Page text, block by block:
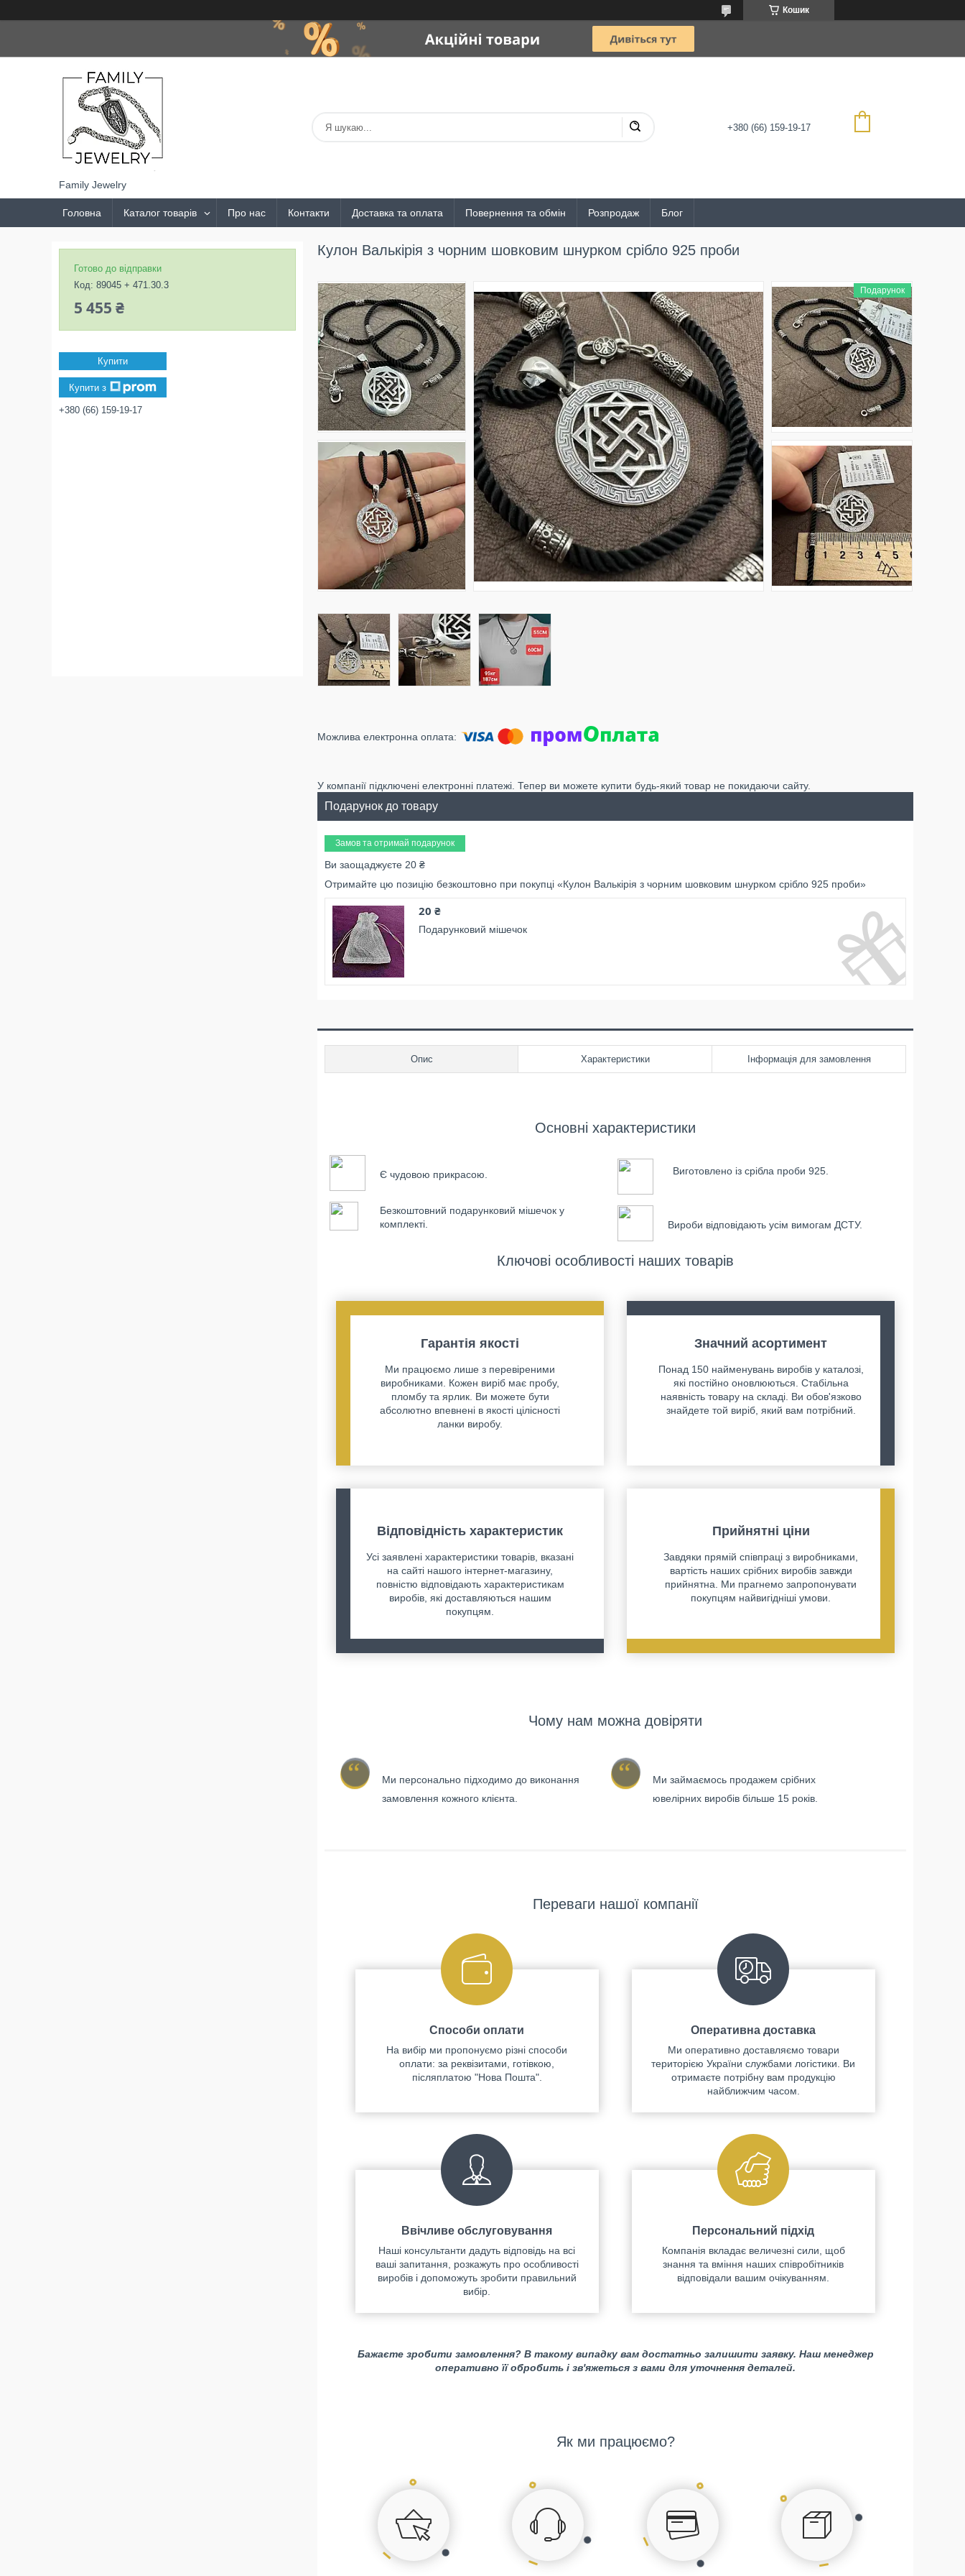
Кошик
Family Jewelry
+380 (66) 159-19-17
Головна Каталог товарів Про нас Контакти Доставка та оплата Повернення та обмін Розпродаж Блог
Кулон Валькірія з чорним шовковим шнурком срібло 925 проби
Подарунок
У компанії підключені електронні платежі. Тепер ви можете купити будь-який товар не покидаючи сайту.
Подарунок до товару
Замов та отримай подарунок
Ви заощаджуєте 20 ₴
Отримайте цю позицію безкоштовно при покупці «Кулон Валькірія з чорним шовковим шнурком срібло 925 проби»
20 ₴
Подарунковий мішечок
Опис Характеристики Інформація для замовлення
Основні характеристики
Є чудовою прикрасою.
Безкоштовний подарунковий мішечок у
комплекті.
Виготовлено із срібла проби 925.
Вироби відповідають усім вимогам ДСТУ.
Ключові особливості наших товарів
Гарантія якості
Ми працюємо лише з перевіреними
виробниками. Кожен виріб має пробу,
пломбу та ярлик. Ви можете бути
абсолютно впевнені в якості цілісності
ланки виробу.
Значний асортимент
Понад 150 найменувань виробів у каталозі,
які постійно оновлюються. Стабільна
наявність товару на складі. Ви обов'язково
знайдете той виріб, який вам потрібний.
Відповідність характеристик
Усі заявлені характеристики товарів, вказані
на сайті нашого інтернет-магазину,
повністю відповідають характеристикам
виробів, які доставляються нашим
покупцям.
Прийнятні ціни
Завдяки прямій співпраці з виробниками,
вартість наших срібних виробів завжди
прийнятна. Ми прагнемо запропонувати
покупцям найвигідніші умови.
Чому нам можна довіряти
Ми персонально підходимо до виконання
замовлення кожного клієнта.
Ми займаємось продажем срібних
ювелірних виробів більше 15 років.
Переваги нашої компанії
Способи оплати
На вибір ми пропонуємо різні способи
оплати: за реквізитами, готівкою,
післяплатою "Нова Пошта".
Оперативна доставка
Ми оперативно доставляємо товари
територією України службами логістики. Ви
отримаєте потрібну вам продукцію
найближчим часом.
Ввічливе обслуговування
Наші консультанти дадуть відповідь на всі
ваші запитання, розкажуть про особливості
виробів і допоможуть зробити правильний
вибір.
Персональний підхід
Компанія вкладає величезні сили, щоб
знання та вміння наших співробітників
відповідали вашим очікуванням.
Бажаєте зробити замовлення? В такому випадку вам достатньо залишити заявку. Наш менеджер
оперативно її обробить і зв'яжеться з вами для уточнення деталей.
Як ми працюємо?
Готово до відправки
Код: 89045 + 471.30.3
5 455 ₴
Купити
Купити з
+380 (66) 159-19-17